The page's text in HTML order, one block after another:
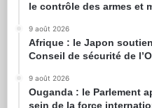
le contrôle des armes et
9 août 2026
Afrique : le Japon
Conseil de sécurité de
9 août 2026
Ouganda : le Parlement
sein de la force